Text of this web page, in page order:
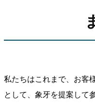
私たちはこれまで、お客
として、象牙を提案して